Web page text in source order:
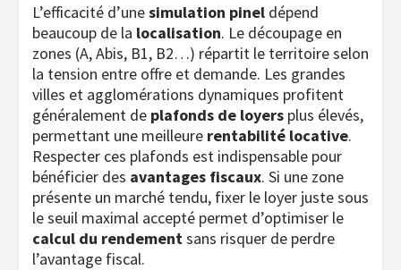
L’efficacité d’unesimulation pinel dépend
beaucoup de la localisation. Le découpage en
zones (A, Abis, B1, B2…) répartit le territoire selon
la tension entre offre et demande. Les grandes
villes et agglomérations dynamiques profitent
généralement de plafonds de loyers plus élevés,
permettant une meilleure rentabilité locative.
Respecter ces plafonds est indispensable pour
bénéficier des avantages fiscaux. Si une zone
présente un marché tendu, fixer le loyer juste sous
le seuil maximal accepté permet d’optimiser le
calcul du rendementsans risquer de perdre
l’avantage fiscal.